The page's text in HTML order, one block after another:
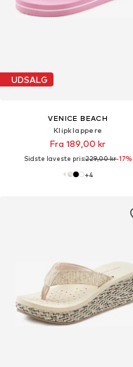
UDSALG
VENICE BEACH
Klipklappere
Fra 189,00 kr
Sidste laveste pris:229,00 kr-17%
+4